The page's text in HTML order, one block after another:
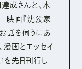
成さんと、本
映画『沈没家
話を伺うにあ
漫画とエッセイ
を先日刊行し